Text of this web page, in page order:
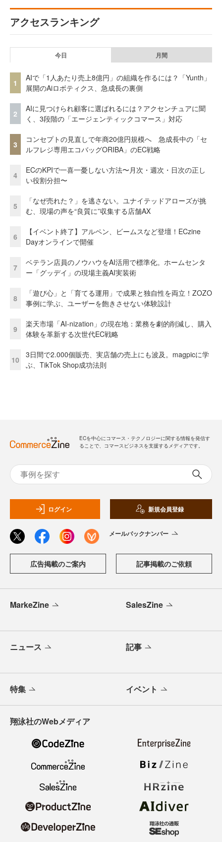
アクセスランキング
今日 月間
1
AIで「1人あたり売上8億円」の組織を作るには？「Yunth」
展開のAiロボティクス、急成長の裏側
2
AIに見つけられ顧客に選ばれるには？アクセンチュアに聞
く、3段階の「エージェンティックコマース」対応
3
コンセプトの見直しで年商20億円規模へ 急成長中の「セ
ルフレジ専用エコバッグORIBA」のEC戦略
4
ECのKPIで一喜一憂しない方法〜月次・週次・日次の正し
い役割分担〜
5
「なぜ売れた？」を逃さない。ユナイテッドアローズが挑
む、現場の声を“良質に”収集する店舗AX
6
【イベント終了】アルペン、ビームスなど登壇！ECzine
Dayオンラインで開催
7
ベテラン店員のノウハウをAI活用で標準化。ホームセンタ
ー「グッデイ」の現場主義AI実装術
8
「遊び心」と「育てる運用」で成果と独自性を両立！ZOZO
事例に学ぶ、ユーザーを飽きさせない体験設計
9
楽天市場「AI-nization」の現在地：業務を劇的削減し、購入
体験を革新する次世代EC戦略
10
3日間で2.000個販売、実店舗の売上にも波及。magpicに学
ぶ、TikTok Shop成功法則
ECを中心にコマース・テクノロジーに関する情報を発信す
ることで、コマースビジネスを支援するメディアです。
ログイン 新規会員登録
メールバックナンバー
広告掲載のご案内 記事掲載のご依頼
MarkeZine SalesZine
ニュース 記事
特集 イベント
翔泳社のWebメディア